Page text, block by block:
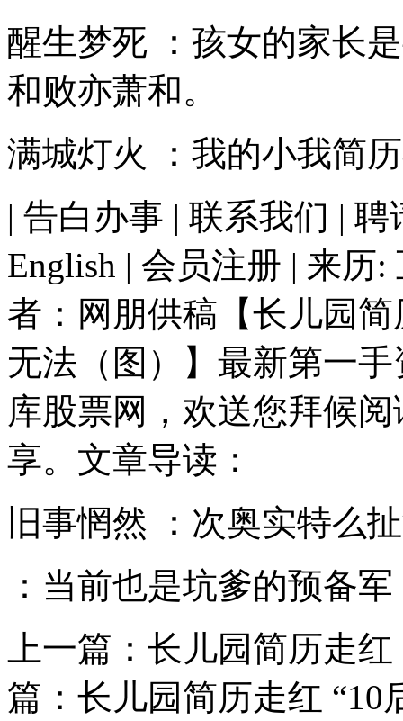
醒生梦死 ：孩女的家长
和败亦萧和。
满城灯火 ：我的小我简
| 告白办事 | 联系我们 |
English | 会员注册 | 来历
者：网朋供稿【长儿园
无法（图）】最新第一
库股票网，欢送您拜候
享。 文章导读 ：
旧事惘然 ：次奥实特么
：当前也是坑爹的预备军
上一篇：长儿园简历走
篇：长儿园简历走红 “10